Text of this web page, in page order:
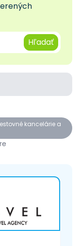
Hľadať
kancelárie a